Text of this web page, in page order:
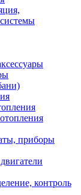
приборы
контроль